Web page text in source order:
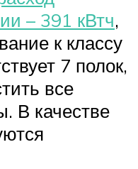
– 391 кВтч,
к классу
7 полок,
все
В качестве